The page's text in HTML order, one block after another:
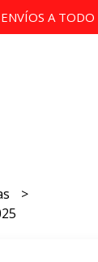
ENVÍOS A